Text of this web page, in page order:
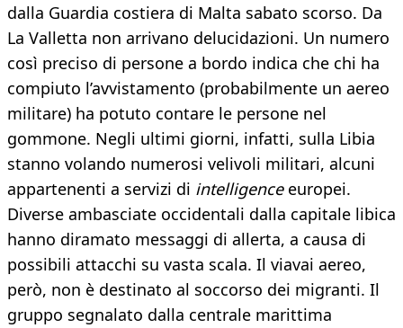
dalla Guardia costiera di Malta sabato scorso. Da
La Valletta non arrivano delucidazioni. Un numero
così preciso di persone a bordo indica che chi ha
compiuto l’avvistamento (probabilmente un aereo
militare) ha potuto contare le persone nel
gommone. Negli ultimi giorni, infatti, sulla Libia
stanno volando numerosi velivoli militari, alcuni
appartenenti a servizi di intelligenceeuropei.
Diverse ambasciate occidentali dalla capitale libica
hanno diramato messaggi di allerta, a causa di
possibili attacchi su vasta scala. Il viavai aereo,
però, non è destinato al soccorso dei migranti. Il
gruppo segnalato dalla centrale marittima